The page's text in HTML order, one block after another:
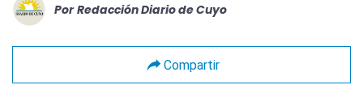
Por Redacción Diario de Cuyo
Compartir